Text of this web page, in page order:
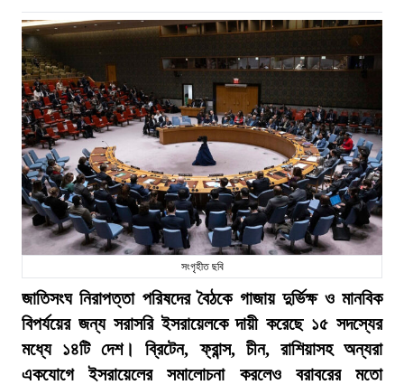
সংগৃহীত ছবি
জাতিসংঘ নিরাপত্তা পরিষদের বৈঠকে গাজায় দুর্ভিক্ষ ও মানবিক
বিপর্যয়ের জন্য সরাসরি ইসরায়েলকে দায়ী করেছে ১৫ সদস্যের
মধ্যে ১৪টি দেশ। ব্রিটেন, ফ্রান্স, চীন, রাশিয়াসহ অন্যরা
একযোগে ইসরায়েলের সমালোচনা করলেও বরাবরের মতো